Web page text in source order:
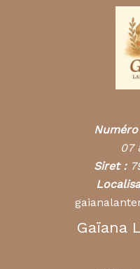
07
Siret :
Gaïana